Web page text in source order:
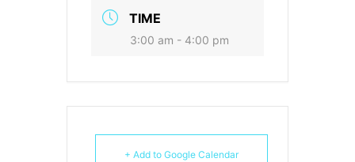
TIME
3:00 am - 4:00 pm
+ Add to Google Calendar